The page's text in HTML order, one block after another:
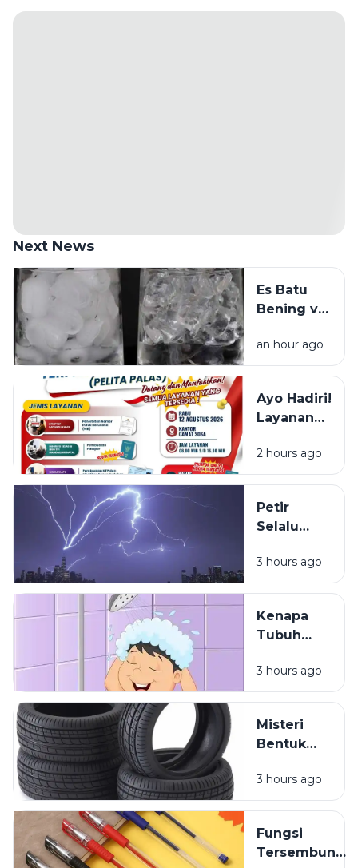
Next News
Es Batu
Bening vs
Putih, Apa
Bedanya?
an hour ago
Ayo Hadiri!
Layanan
Pajak Dan
Paspor
Warga
Sosa
2 hours ago
Petir
Selalu
Lebih Dulu
daripada
3 hours ago
Kenapa
Tubuh
Ringan
Setelah
3 hours ago
Misteri
Bentuk
Kendaraan
yang
Dipikirkan
3 hours ago
Fungsi
Tersembunyi